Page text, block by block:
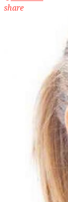
share